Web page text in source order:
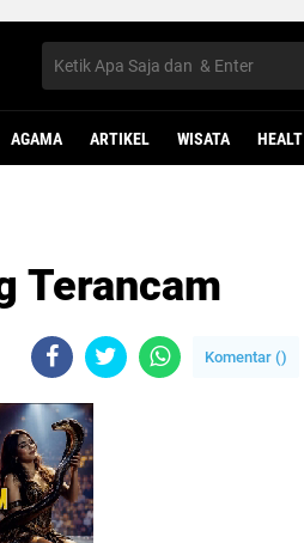
AGAMA ARTIKEL WISATA HEALT
Terancam
Komentar ()